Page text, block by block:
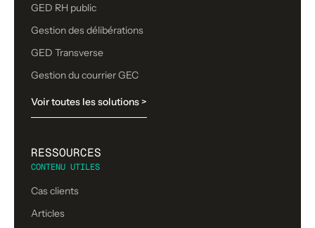
GED RH public
Gestion des délibérations
GED Transverse
Gestion du courrier GEC
Voir toutes les solutions >
RESSOURCES
CONTENU UTILES
Cas clients
Articles